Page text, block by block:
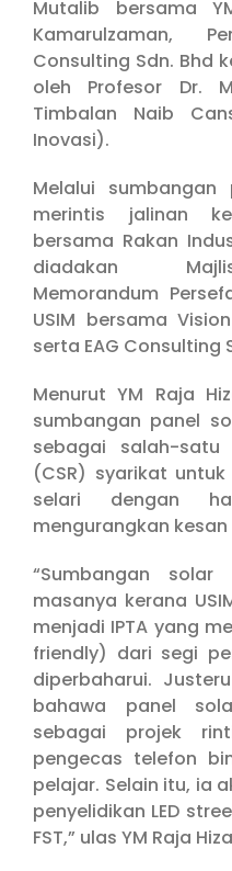
Mutalib bersama
Kamarulzaman,
Consulting Sdn. Bhd
oleh Profesor Dr.
Timbalan Naib
Inovasi).
Melalui
merintis jalinan
bersama Rakan
diadakan
Memorandum
USIM bersama
serta EAG Consulting
Menurut YM Raja
sumbangan panel
sebagai salah-
(CSR) syarikat
selari dengan
mengurangkan
“Sumbangan
masanya kerana
menjadi IPTA yang
friendly) dari segi
diperbaharui.
bahawa panel
sebagai projek
pengecas telefon
pelajar. Selain itu, ia
penyelidikan LED
FST,” ulas YM Raja